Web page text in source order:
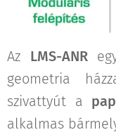
Az LMS-ANRegy
geometria
szivattyút a
alkalmas